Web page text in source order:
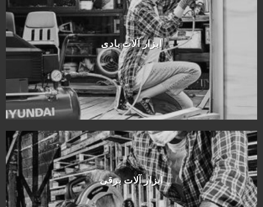
ابزار آلات بادی
ابزار آلات برقی